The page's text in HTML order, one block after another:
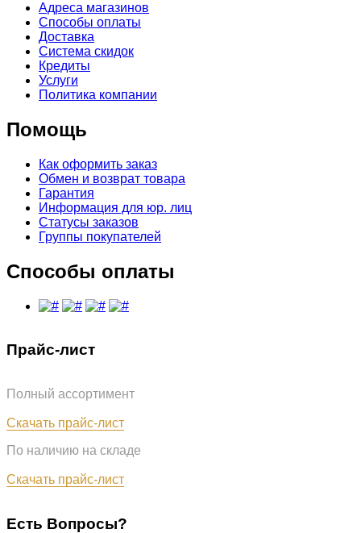
Адреса магазинов
Способы оплаты
Доставка
Система скидок
Кредиты
Услуги
Политика компании
Помощь
Как оформить заказ
Обмен и возврат товара
Гарантия
Информация для юр. лиц
Статусы заказов
Группы покупателей
Способы оплаты
Прайс-лист
Полный ассортимент
Скачать прайс-лист
По наличию на складе
Скачать прайс-лист
Есть Вопросы?